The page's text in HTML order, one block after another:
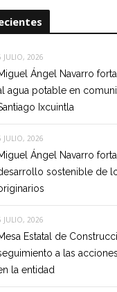
JULIO, 2026
Ángel Navarro
agua potable en
Ixcuintla
JULIO, 2026
Ángel Navarro
sostenible de
JULIO, 2026
Estatal de
a las
la entidad